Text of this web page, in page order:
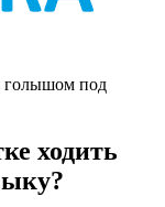
голышом под
ходить